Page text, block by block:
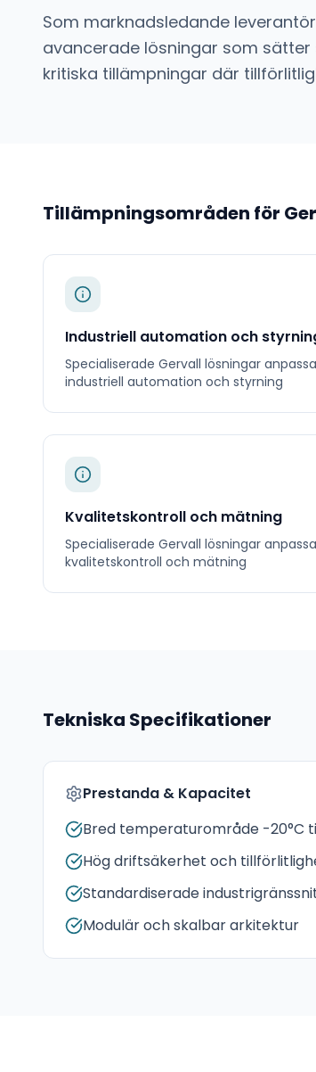
Som marknadsledande
avancerade lösningar som
kritiska tillämpningar där
Tillämpningsområden för
Industriell automation och
Specialiserade Gervall lösningar
industriell automation och styrning
Kvalitetskontroll och mätning
Specialiserade Gervall lösningar
kvalitetskontroll och mätning
Tekniska Specifikationer
Prestanda & Kapacitet
Bred temperaturområde -20°C
Hög driftsäkerhet och
Standardiserade
Modulär och skalbar arkitektur